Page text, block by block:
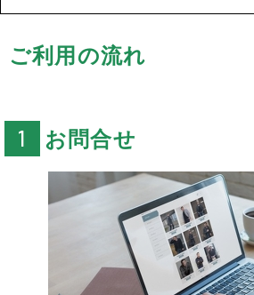
ご利用の流れ
お問合せ